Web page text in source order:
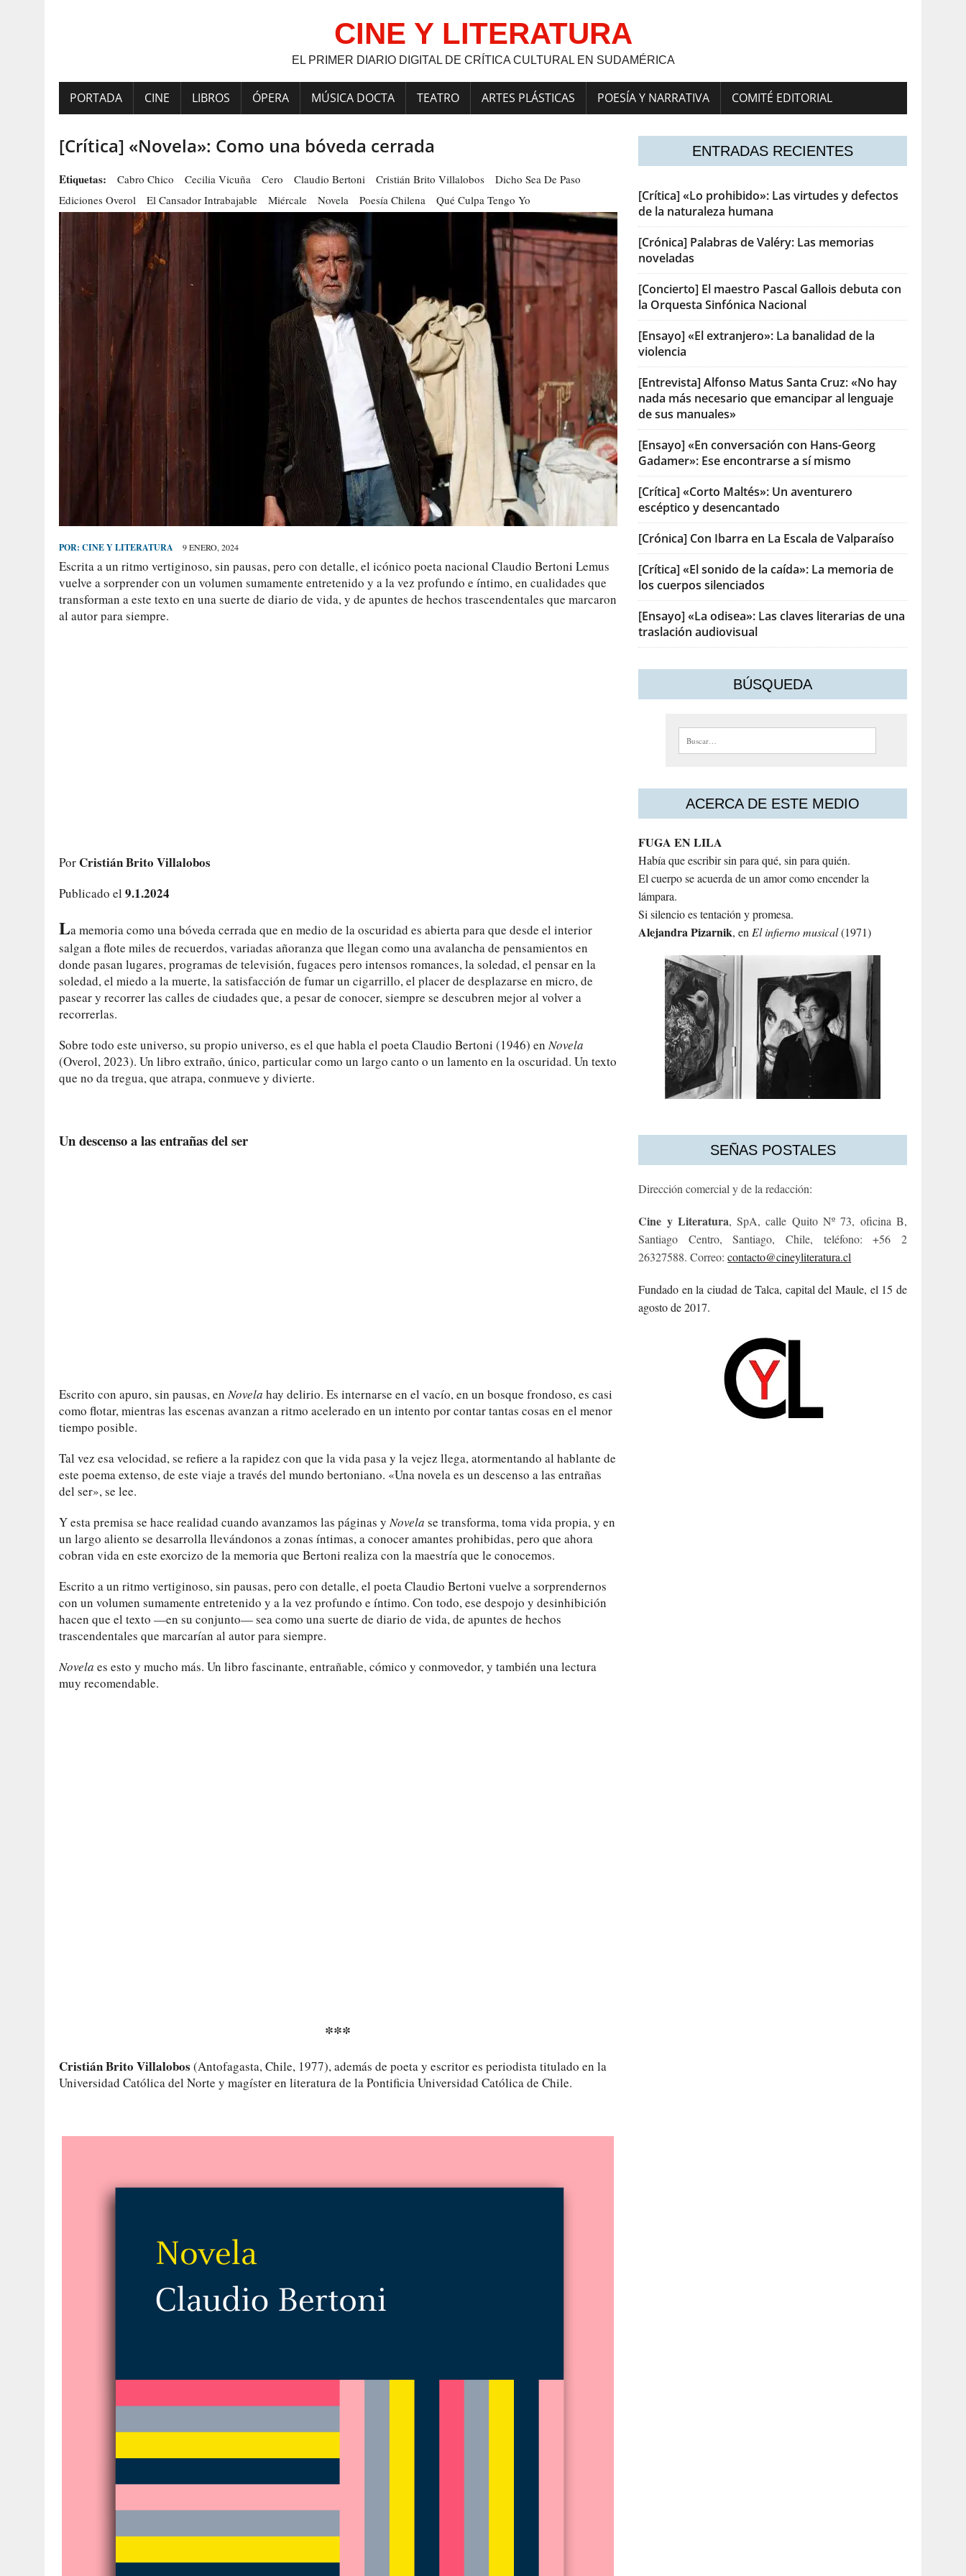
CINE Y LITERATURA
EL PRIMER DIARIO DIGITAL DE CRÍTICA CULTURAL EN SUDAMÉRICA
PORTADA CINE LIBROS ÓPERA MÚSICA DOCTA TEATRO ARTES PLÁSTICAS POESÍA Y NARRATIVA COMITÉ EDITORIAL
[Crítica] «Novela»: Como una bóveda cerrada
Etiquetas: Cabro Chico Cecilia Vicuña Cero Claudio Bertoni Cristián Brito Villalobos
Dicho Sea De Paso
Ediciones Overol
El Cansador Intrabajable Miércale Novela Poesía Chilena Qué Culpa Tengo Yo
POR: CINE Y LITERATURA 9 ENERO, 2024
Escrita a un ritmo vertiginoso, sin pausas, pero con detalle, el icónico poeta nacional Claudio Bertoni Lemus
vuelve a sorprender con un volumen sumamente entretenido y a la vez profundo e íntimo, en cualidades que
transforman a este texto en una suerte de diario de vida, y de apuntes de hechos trascendentales que marcaron
al autor para siempre.
Por Cristián Brito Villalobos
Publicado el 9.1.2024
La memoria como una bóveda cerrada que en medio de la oscuridad es abierta para que desde el interior
salgan a flote miles de recuerdos, variadas añoranza que llegan como una avalancha de pensamientos en
donde pasan lugares, programas de televisión, fugaces pero intensos romances, la soledad, el pensar en la
soledad, el miedo a la muerte, la satisfacción de fumar un cigarrillo, el placer de desplazarse en micro, de
pasear y recorrer las calles de ciudades que, a pesar de conocer, siempre se descubren mejor al volver a
recorrerlas.
Sobre todo este universo, su propio universo, es el que habla el poeta Claudio Bertoni (1946) en Novela
(Overol, 2023). Un libro extraño, único, particular como un largo canto o un lamento en la oscuridad. Un texto
que no da tregua, que atrapa, conmueve y divierte.
Un descenso a las entrañas del ser
Escrito con apuro, sin pausas, en Novela hay delirio. Es internarse en el vacío, en un bosque frondoso, es casi
como flotar, mientras las escenas avanzan a ritmo acelerado en un intento por contar tantas cosas en el menor
tiempo posible.
Tal vez esa velocidad, se refiere a la rapidez con que la vida pasa y la vejez llega, atormentando al hablante de
este poema extenso, de este viaje a través del mundo bertoniano. «Una novela es un descenso a las entrañas
del ser», se lee.
Y esta premisa se hace realidad cuando avanzamos las páginas y Novela se transforma, toma vida propia, y en
un largo aliento se desarrolla llevándonos a zonas íntimas, a conocer amantes prohibidas, pero que ahora
cobran vida en este exorcizo de la memoria que Bertoni realiza con la maestría que le conocemos.
Escrito a un ritmo vertiginoso, sin pausas, pero con detalle, el poeta Claudio Bertoni vuelve a sorprendernos
con un volumen sumamente entretenido y a la vez profundo e íntimo. Con todo, ese despojo y desinhibición
hacen que el texto —en su conjunto— sea como una suerte de diario de vida, de apuntes de hechos
trascendentales que marcarían al autor para siempre.
Novela es esto y mucho más. Un libro fascinante, entrañable, cómico y conmovedor, y también una lectura
muy recomendable.
***
Cristián Brito Villalobos (Antofagasta, Chile, 1977), además de poeta y escritor es periodista titulado en la
Universidad Católica del Norte y magíster en literatura de la Pontificia Universidad Católica de Chile.
ENTRADAS RECIENTES
[Crítica] «Lo prohibido»: Las virtudes y defectos
de la naturaleza humana
[Crónica] Palabras de Valéry: Las memorias
noveladas
[Concierto] El maestro Pascal Gallois debuta con
la Orquesta Sinfónica Nacional
[Ensayo] «El extranjero»: La banalidad de la
violencia
[Entrevista] Alfonso Matus Santa Cruz: «No hay
nada más necesario que emancipar al lenguaje
de sus manuales»
[Ensayo] «En conversación con Hans-Georg
Gadamer»: Ese encontrarse a sí mismo
[Crítica] «Corto Maltés»: Un aventurero
escéptico y desencantado
[Crónica] Con Ibarra en La Escala de Valparaíso
[Crítica] «El sonido de la caída»: La memoria de
los cuerpos silenciados
[Ensayo] «La odisea»: Las claves literarias de una
traslación audiovisual
BÚSQUEDA
Buscar:
ACERCA DE ESTE MEDIO
FUGA EN LILA
Había que escribir sin para qué, sin para quién.
El cuerpo se acuerda de un amor como encender la
lámpara.
Si silencio es tentación y promesa.
AlejandraPizarnik, enEl infierno musical(1971)
SEÑAS POSTALES
Dirección comercial y de la redacción:
Cine y Literatura, SpA, calle Quito Nº 73, oficina B,
Santiago Centro, Santiago, Chile, teléfono: +56 2
26327588. Correo:contacto@cineyliteratura.cl
Fundado en la ciudad de Talca, capital del Maule, el 15 de
agosto de 2017.